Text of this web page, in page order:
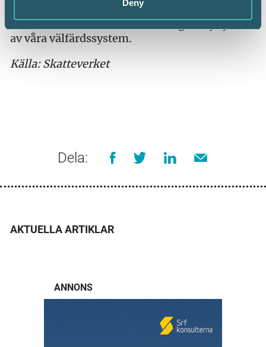
Deny
myndigheter i särskilt utsatta områden och för
att motverka bland annat felaktigt utnyttjande
av våra välfärdssystem.
Källa: Skatteverket
Dela:
AKTUELLA ARTIKLAR
ANNONS